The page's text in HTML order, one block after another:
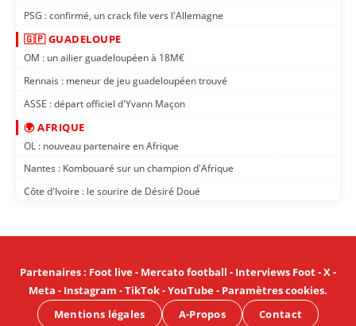
PSG : confirmé, un crack file vers l'Allemagne
🇬🇵 GUADELOUPE
OM : un ailier guadeloupéen à 18M€
Rennais : meneur de jeu guadeloupéen trouvé
ASSE : départ officiel d'Yvann Maçon
🌍 AFRIQUE
OL : nouveau partenaire en Afrique
Nantes : Kombouaré sur un champion d'Afrique
Côte d'Ivoire : le sourire de Désiré Doué
Partenaires: Foot live- Mercato football - Interviews Foot-X-
Meta - Instagram -TikTok-YouTube- Paramètres cookies.
Mentions légales
A-Propos Contact